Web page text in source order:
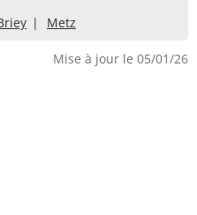
Metz
Mise à jour le 05/01/26